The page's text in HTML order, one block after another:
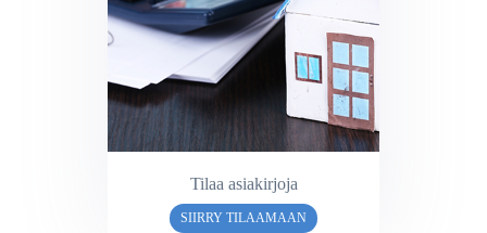
Tilaa asiakirjoja
SIIRRY TILAAMAAN